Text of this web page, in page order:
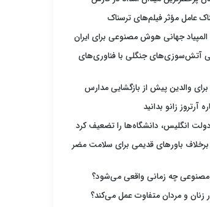
عامل مؤثر فیلم‌های ترسناک
آتش‌سوزی‌های جنگلی با فناوری‌های
آرتروز زانو بدانید
انگلیس، دانشگاه‌ها را تضعیف کرد
برخلاف باورهای قدیمی برای سلامت مضر
چه زمانی واقعی می‌شود؟
زنان و مردان متفاوت عمل می‌کند؟